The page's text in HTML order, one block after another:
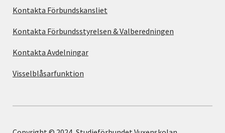
Kontakta Förbundskansliet
Kontakta Förbundsstyrelsen & Valberedningen
Kontakta Avdelningar
Visselblåsarfunktion